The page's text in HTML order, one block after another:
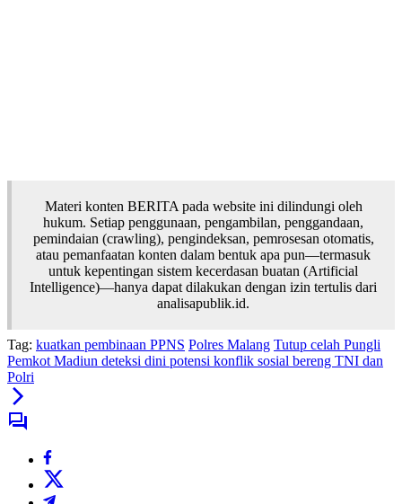
Materi konten BERITA pada website ini dilindungi oleh
hukum. Setiap penggunaan, pengambilan, penggandaan,
pemindaian (crawling), pengindeksan, pemrosesan otomatis,
atau pemanfaatan konten dalam bentuk apa pun—termasuk
untuk kepentingan sistem kecerdasan buatan (Artificial
Intelligence)—hanya dapat dilakukan dengan izin tertulis dari
analisapublik.id.
Tag: kuatkan pembinaan PPNS Polres Malang Tutup celah Pungli
Pemkot Madiun deteksi dini potensi konflik sosial bereng TNI dan
Polri